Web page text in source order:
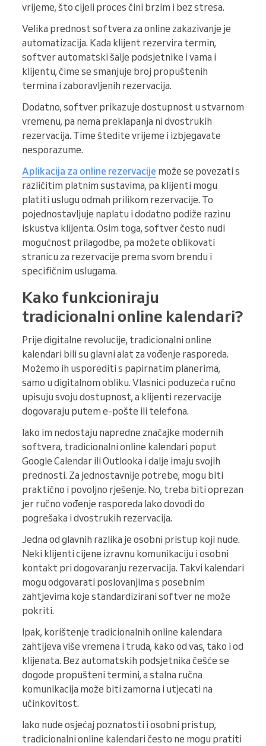
vrijeme, što cijeli proces čini brzim i bez stresa.
Velika prednost softvera za online zakazivanje je
automatizacija. Kada klijent rezervira termin,
softver automatski šalje podsjetnike i vama i
klijentu, čime se smanjuje broj propuštenih
termina i zaboravljenih rezervacija.
Dodatno, softver prikazuje dostupnost u stvarnom
vremenu, pa nema preklapanja ni dvostrukih
rezervacija. Time štedite vrijeme i izbjegavate
nesporazume.
Aplikacija za online rezervacije može se povezati s
različitim platnim sustavima, pa klijenti mogu
platiti uslugu odmah prilikom rezervacije. To
pojednostavljuje naplatu i dodatno podiže razinu
iskustva klijenta. Osim toga, softver često nudi
mogućnost prilagodbe, pa možete oblikovati
stranicu za rezervacije prema svom brendu i
specifičnim uslugama.
Kako funkcioniraju
tradicionalni online kalendari?
Prije digitalne revolucije, tradicionalni online
kalendari bili su glavni alat za vođenje rasporeda.
Možemo ih usporediti s papirnatim planerima,
samo u digitalnom obliku. Vlasnici poduzeća ručno
upisuju svoju dostupnost, a klijenti rezervacije
dogovaraju putem e-pošte ili telefona.
Iako im nedostaju napredne značajke modernih
softvera, tradicionalni online kalendari poput
Google Calendar ili Outlooka i dalje imaju svojih
prednosti. Za jednostavnije potrebe, mogu biti
praktično i povoljno rješenje. No, treba biti oprezan
jer ručno vođenje rasporeda lako dovodi do
pogrešaka i dvostrukih rezervacija.
Jedna od glavnih razlika je osobni pristup koji nude.
Neki klijenti cijene izravnu komunikaciju i osobni
kontakt pri dogovaranju rezervacija. Takvi kalendari
mogu odgovarati poslovanjima s posebnim
zahtjevima koje standardizirani softver ne može
pokriti.
Ipak, korištenje tradicionalnih online kalendara
zahtijeva više vremena i truda, kako od vas, tako i od
klijenata. Bez automatskih podsjetnika češće se
dogode propušteni termini, a stalna ručna
komunikacija može biti zamorna i utjecati na
učinkovitost.
Iako nude osjećaj poznatosti i osobni pristup,
tradicionalni online kalendari često ne mogu pratiti